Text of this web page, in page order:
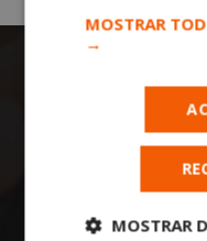
MOSTRAR
→
MOSTRAR